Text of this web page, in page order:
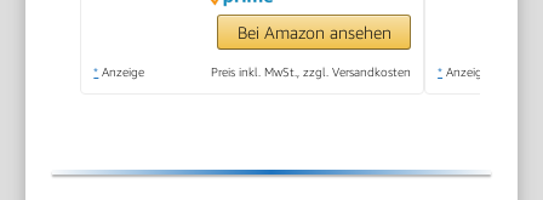
Bei Amazon ansehen
* Anzeige Preis inkl. MwSt., zzgl. Versandkosten * Anzeige